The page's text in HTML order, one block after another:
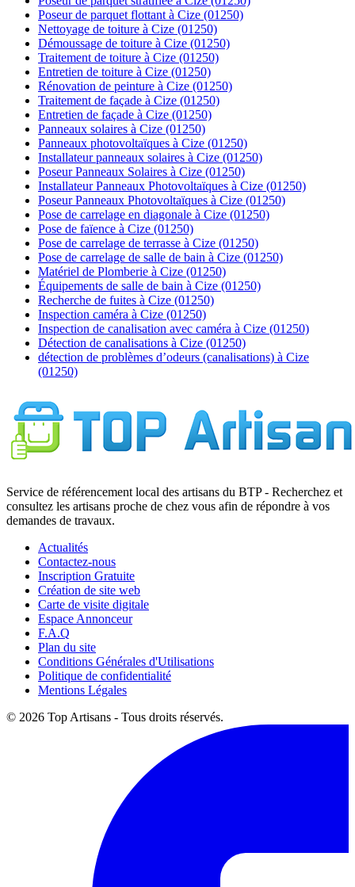
Poseur de parquet flottant à Cize (01250)
Nettoyage de toiture à Cize (01250)
Démoussage de toiture à Cize (01250)
Traitement de toiture à Cize (01250)
Entretien de toiture à Cize (01250)
Rénovation de peinture à Cize (01250)
Traitement de façade à Cize (01250)
Entretien de façade à Cize (01250)
Panneaux solaires à Cize (01250)
Panneaux photovoltaïques à Cize (01250)
Installateur panneaux solaires à Cize (01250)
Poseur Panneaux Solaires à Cize (01250)
Installateur Panneaux Photovoltaïques à Cize (01250)
Poseur Panneaux Photovoltaïques à Cize (01250)
Pose de carrelage en diagonale à Cize (01250)
Pose de faïence à Cize (01250)
Pose de carrelage de terrasse à Cize (01250)
Pose de carrelage de salle de bain à Cize (01250)
Matériel de Plomberie à Cize (01250)
Équipements de salle de bain à Cize (01250)
Recherche de fuites à Cize (01250)
Inspection caméra à Cize (01250)
Inspection de canalisation avec caméra à Cize (01250)
Détection de canalisations à Cize (01250)
détection de problèmes d’odeurs (canalisations) à Cize
(01250)
Service de référencement local des artisans du BTP - Recherchez et
consultez les artisans proche de chez vous afin de répondre à vos
demandes de travaux.
Actualités
Contactez-nous
Inscription Gratuite
Création de site web
Carte de visite digitale
Espace Annonceur
F.A.Q
Plan du site
Conditions Générales d'Utilisations
Politique de confidentialité
Mentions Légales
© 2026 Top Artisans - Tous droits réservés.